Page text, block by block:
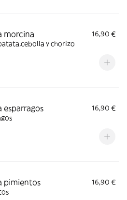
morcina
16,90 €
y chorizo
esparragos
16,90 €
pimientos
16,90 €